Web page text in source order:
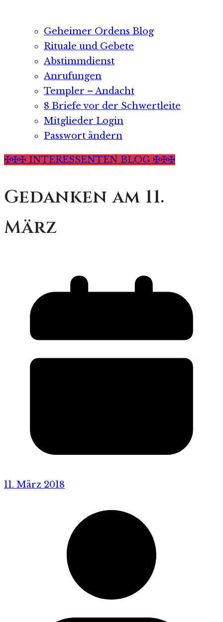
Geheimer Ordens Blog
Rituale und Gebete
Abstimmdienst
Anrufungen
Templer – Andacht
8 Briefe vor der Schwertleite
Mitglieder Login
Passwort ändern
✠✠✠ INTERESSENTEN BLOG ✠✠✠
Gedanken am 11.
März
11. März 2018